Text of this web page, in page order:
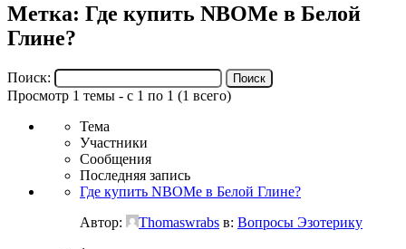
Метка: Где купить NBOMe в Белой
Глине?
Поиск:
Просмотр 1 темы - с 1 по 1 (1 всего)
Тема
Участники
Сообщения
Последняя запись
Где купить NBOMe в Белой Глине?
Автор:
Thomaswrabs в: Вопросы Эзотерику